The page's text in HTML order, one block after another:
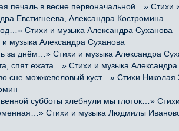
в весне первоначальной…» Стихи
Евстигнеева, Александра Костромина
Стихи и музыка Александра Суханова
музыка Александра Суханова
за днём…» Стихи и музыка Александра
спят ежата…» Стихи и музыка Александра
можжевеловый куст…» Стихи Николая
субботы хлебнули мы глоток…» Стихи
Стихи и музыка Людмилы